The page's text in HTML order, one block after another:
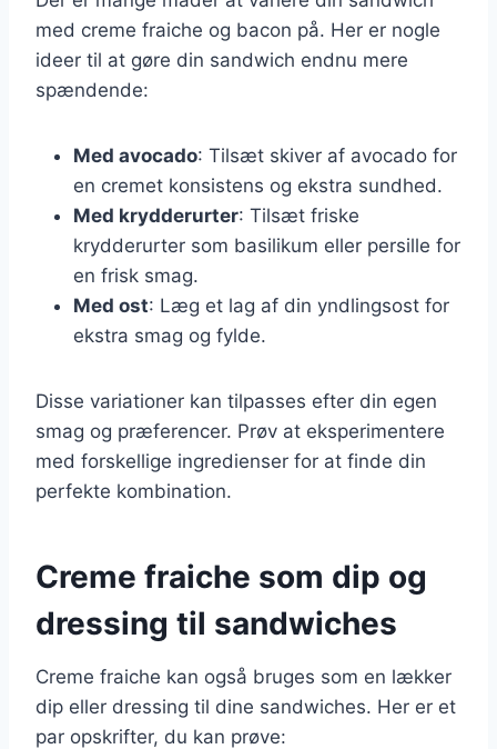
med creme fraiche og bacon på. Her er nogle
ideer til at gøre din sandwich endnu mere
spændende:
Med avocado: Tilsæt skiver af avocado for
en cremet konsistens og ekstra sundhed.
Med krydderurter: Tilsæt friske
krydderurter som basilikum eller persille for
en frisk smag.
Med ost: Læg et lag af din yndlingsost for
ekstra smag og fylde.
Disse variationer kan tilpasses efter din egen
smag og præferencer. Prøv at eksperimentere
med forskellige ingredienser for at finde din
perfekte kombination.
Creme fraiche som dip og
dressing til sandwiches
Creme fraiche kan også bruges som en lækker
dip eller dressing til dine sandwiches. Her er et
par opskrifter, du kan prøve: